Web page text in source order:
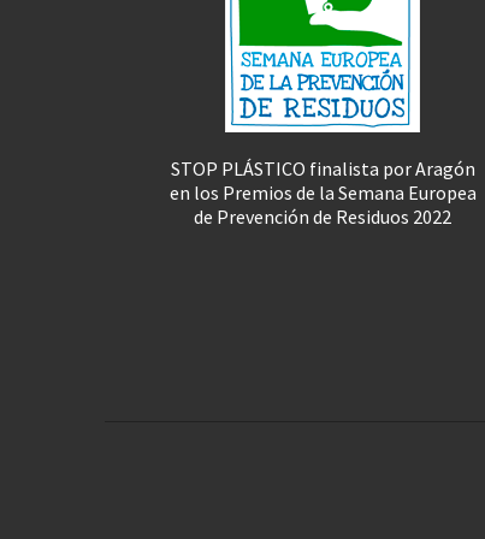
STOP PLÁSTICO finalista por Aragón
en los Premios de la Semana Europea
de Prevención de Residuos 2022